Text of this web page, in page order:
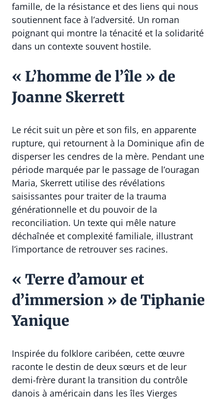
famille, de la résistance et des liens qui nous
soutiennent face à l’adversité. Un roman
poignant qui montre la ténacité et la solidarité
dans un contexte souvent hostile.
« L’homme de l’île » de
Joanne Skerrett
Le récit suit un père et son fils, en apparente
rupture, qui retournent à la Dominique afin de
disperser les cendres de la mère. Pendant une
période marquée par le passage de l’ouragan
Maria, Skerrett utilise des révélations
saisissantes pour traiter de la trauma
générationnelle et du pouvoir de la
reconciliation. Un texte qui mêle nature
déchaînée et complexité familiale, illustrant
l’importance de retrouver ses racines.
« Terre d’amour et
d’immersion » de Tiphanie
Yanique
Inspirée du folklore caribéen, cette œuvre
raconte le destin de deux sœurs et de leur
demi-frère durant la transition du contrôle
danois à américain dans les îles Vierges